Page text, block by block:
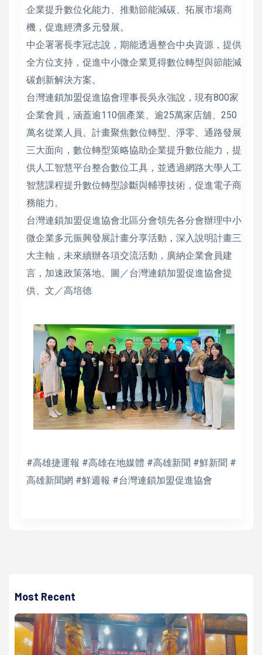
企業提升數位化能力、推動節能減碳、拓展市場商
機，促進經濟多元發展。
中企署署長李冠志說，期能透過整合中央資源，提供
全方位支持，促進中小微企業覓得數位轉型與節能減
碳創新解決方案。
台灣連鎖加盟促進協會理事長吳永強說，現有800家
企業會員，涵蓋逾110個產業、逾25萬家店舖、250
萬名從業人員。計畫聚焦數位轉型、淨零、通路發展
三大面向，數位轉型策略協助企業提升數位能力，提
供人工智慧平台整合數位工具，並透過網路大學人工
智慧課程提升數位轉型診斷與輔導技術，促進電子商
務能力。
台灣連鎖加盟促進協會北區分會領先各分會辦理中小
微企業多元振興發展計畫分享活動，深入說明計畫三
大主軸，未來續辦各項交流活動，廣納企業會員建
言，加速政策落地。圖／台灣連鎖加盟促進協會提
供、文／高培德
#高雄捷運報 #高雄在地媒體 #高雄新聞 #鮮新聞 #
高雄新聞網 #鮮週報 #台灣連鎖加盟促進協會
Most Recent